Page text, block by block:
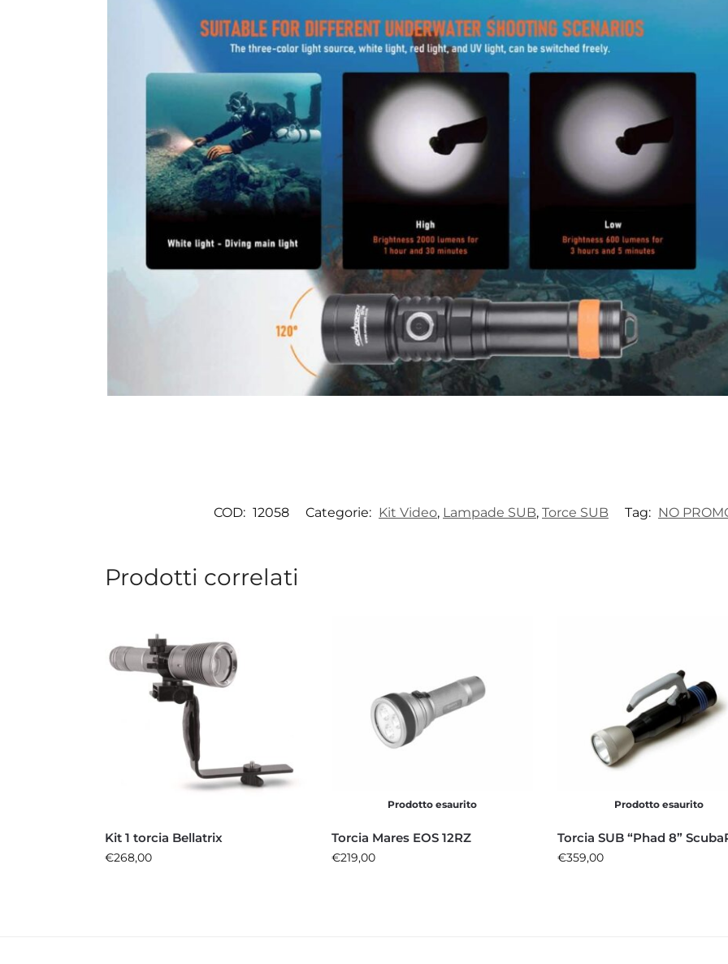
COD: 12058 Categorie: Kit Video, Lampade SUB, Torce SUB Tag: NO
Prodotti correlati
Kit 1 torcia Bellatrix
€268,00
Prodotto esaurito
Torcia Mares EOS 12RZ
€219,00
Prodotto esaurito
Torcia SUB “Phad 8”
€359,00